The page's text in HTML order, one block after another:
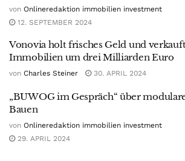
von Onlineredaktion immobilien investment
12. SEPTEMBER 2024
Vonovia holt frisches Geld und
Immobilien um drei Milliarden Euro
von Charles Steiner 30. APRIL 2024
„BUWOG im Gespräch“ über
Bauen
von Onlineredaktion immobilien investment
29. APRIL 2024